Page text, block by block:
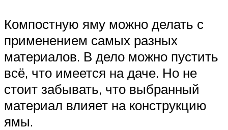
Компостную яму можно делать с
применением самых разных
материалов. В дело можно пустить
всё, что имеется на даче. Но не
стоит забывать, что выбранный
материал влияет на конструкцию
ямы.